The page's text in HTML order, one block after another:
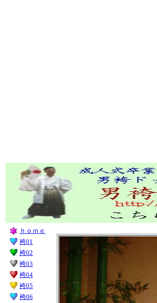
ｈｏｍｅ
袴01
袴02
袴03
袴04
袴05
袴06